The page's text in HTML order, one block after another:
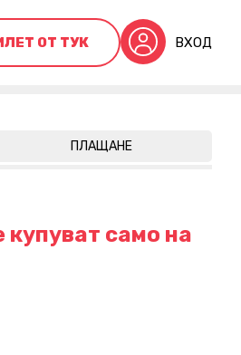
ОТ ТУК ВХОД
ПЛАЩАНЕ
само на